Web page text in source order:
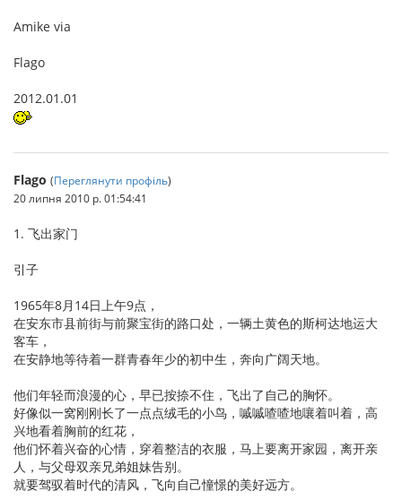
Amike via
Flago
2012.01.01
Flago (Переглянути профіль)
20 липня 2010 р. 01:54:41
1. 飞出家门
引子
1965年8月14日上午9点，
在安东市县前街与前聚宝街的路口处，一辆土黄色的斯柯达地运大
客车，
在安静地等待着一群青春年少的初中生，奔向广阔天地。
他们年轻而浪漫的心，早已按捺不住，飞出了自己的胸怀。
好像似一窝刚刚长了一点点绒毛的小鸟，嘁嘁喳喳地嚷着叫着，高
兴地看着胸前的红花，
他们怀着兴奋的心情，穿着整洁的衣服，马上要离开家园，离开亲
人，与父母双亲兄弟姐妹告别。
就要驾驭着时代的清风，飞向自己憧憬的美好远方。